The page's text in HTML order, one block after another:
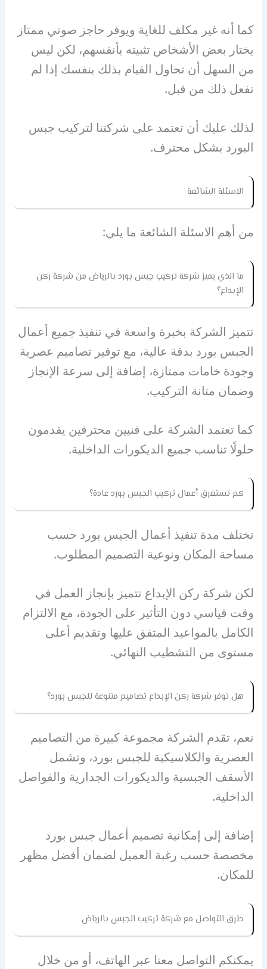
كما أنه غير مكلف للغاية ويوفر حاجز صوتي ممتاز
يختار بعض الأشخاص تثبيته بأنفسهم، لكن ليس
من السهل أن تحاول القيام بذلك بنفسك إذا لم
تفعل ذلك من قبل.
لذلك عليك أن تعتمد على شركتنا لتركيب جبس
البورد بشكل محترف.
الاسئلة الشائعة
من أهم الاسئلة الشائعة ما يلي:
ما الذي يميز شركة تركيب جبس بورد بالرياض من شركة ركن
الإبداع؟
تتميز الشركة بخبرة واسعة في تنفيذ جميع أعمال
الجبس بورد بدقة عالية، مع توفير تصاميم عصرية
وجودة خامات ممتازة، إضافة إلى سرعة الإنجاز
وضمان متانة التركيب.
كما تعتمد الشركة على فنيين محترفين يقدمون
حلولًا تناسب جميع الديكورات الداخلية.
كم تستغرق أعمال تركيب الجبس بورد عادة؟
تختلف مدة تنفيذ أعمال الجبس بورد حسب
مساحة المكان ونوعية التصميم المطلوب.
لكن شركة ركن الإبداع تتميز بإنجاز العمل في
وقت قياسي دون التأثير على الجودة، مع الالتزام
الكامل بالمواعيد المتفق عليها وتقديم أعلى
مستوى من التشطيب النهائي.
هل توفر شركة ركن الإبداع تصاميم متنوعة للجبس بورد؟
نعم، تقدم الشركة مجموعة كبيرة من التصاميم
العصرية والكلاسيكية للجبس بورد، وتشمل
الأسقف الجبسية والديكورات الجدارية والفواصل
الداخلية.
إضافة إلى إمكانية تصميم أعمال جبس بورد
مخصصة حسب رغبة العميل لضمان أفضل مظهر
للمكان.
طرق التواصل مع شركة تركيب الجبس بالرياض
يمكنكم التواصل معنا عبر الهاتف، أو من خلال